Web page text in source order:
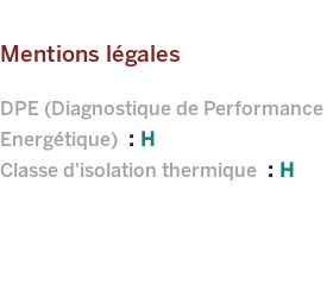
Mentions légales
DPE (Diagnostique de Performance
Energétique)
H
Classe d'isolation thermique
H